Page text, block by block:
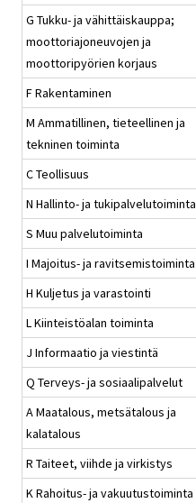
G Tukku- ja vähittäiskauppa;
moottoriajoneuvojen ja
moottoripyörien korjaus
F Rakentaminen
M Ammatillinen, tieteellinen ja
tekninen toiminta
C Teollisuus
N Hallinto- ja tukipalvelutoiminta
S Muu palvelutoiminta
I Majoitus- ja ravitsemistoiminta
H Kuljetus ja varastointi
L Kiinteistöalan toiminta
J Informaatio ja viestintä
Q Terveys- ja sosiaalipalvelut
A Maatalous, metsätalous ja
kalatalous
R Taiteet, viihde ja virkistys
K Rahoitus- ja vakuutustoiminta